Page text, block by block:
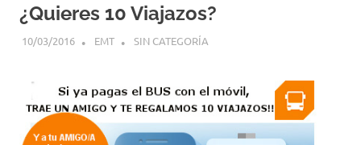
¿Quieres 10 Viajazos?
10/03/2016 EMT SIN CATEGORÍA